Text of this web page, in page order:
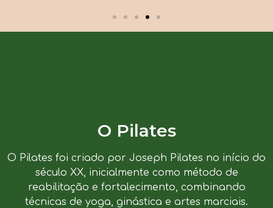
O Pilates
O Pilates foi criado por Joseph Pilates no início do
século XX, inicialmente como método de
reabilitação e fortalecimento, combinando
técnicas de yoga, ginástica e artes marciais.